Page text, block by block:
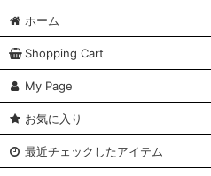
ホーム
Shopping Cart
My Page
お気に入り
最近チェックしたアイテム